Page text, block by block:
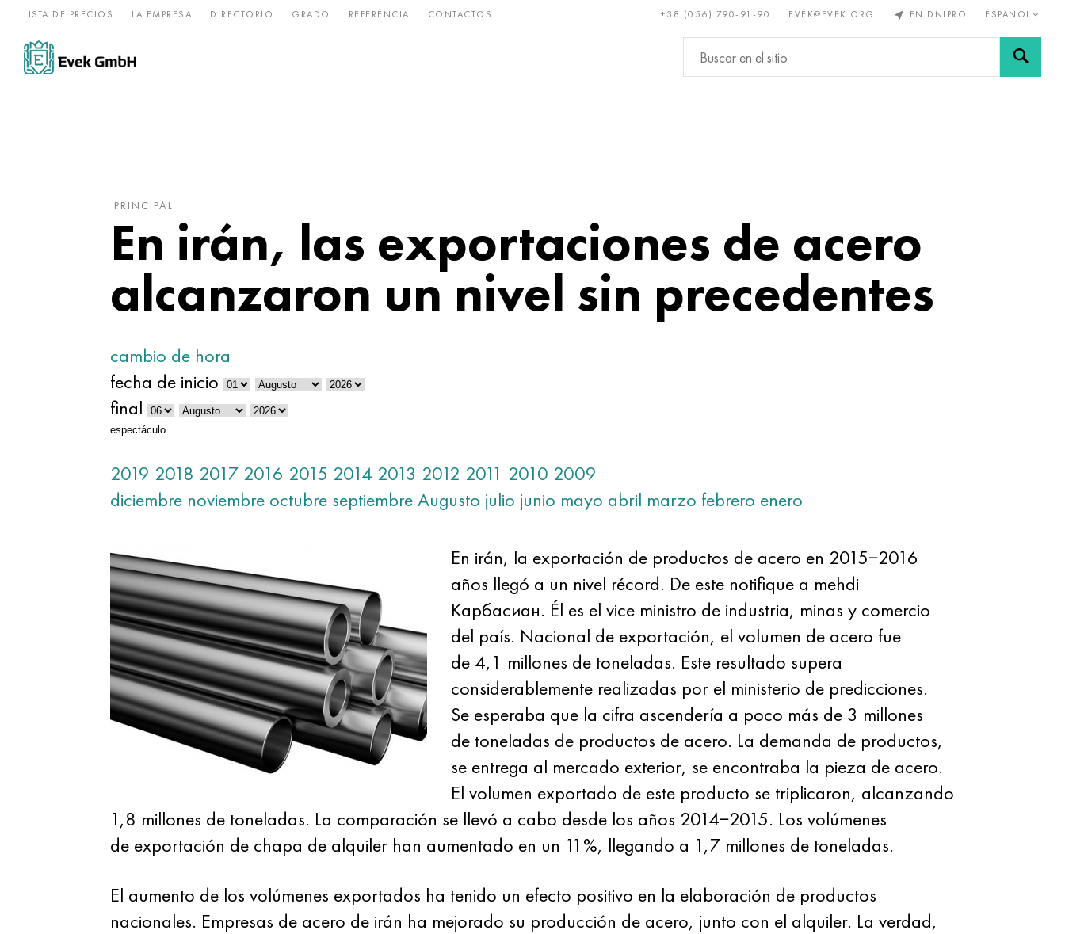
LISTA DE PRECIOS LA EMPRESA DIRECTORIO GRADO REFERENCIA CONTACTOS +38 (056) 790-91-90 EVEK@EVEK.ORG EN DNIPRO ESPAÑOL
Aleaciones de
níquel
acero Raro y Bronce, cobre, Metales no
ferrosos
Aleación de Mallas y
PRINCIPAL
En irán, las exportaciones de acero
alcanzaron un nivel sin precedentes
cambio de hora
fecha de inicio
final
espectáculo
2019 2018 2017 2016 2015 2014 2013 2012 2011 2010 2009
diciembre noviembre octubre septiembreAugusto julio junio mayo abril marzo febrero enero
En irán, la exportación de productos de acero en 2015−2016
años llegó a un nivel récord. De este notifique a mehdi
Карбасиан. Él es el vice ministro de industria, minas y comercio
del país. Nacional de exportación, el volumen de acero fue
de 4,1 millones de toneladas. Este resultado supera
considerablemente realizadas por el ministerio de predicciones.
Se esperaba que la cifra ascendería a poco más de 3 millones
de toneladas de productos de acero. La demanda de productos,
se entrega al mercado exterior, se encontraba la pieza de acero.
El volumen exportado de este producto se triplicaron, alcanzando
1,8 millones de toneladas. La comparación se llevó a cabo desde los años 2014−2015. Los volúmenes
de exportación de chapa de alquiler han aumentado en un 11%, llegando a 1,7 millones de toneladas.
El aumento de los volúmenes exportados ha tenido un efecto positivo en la elaboración de productos
nacionales. Empresas de acero de irán ha mejorado su producción de acero, junto con el alquiler. La verdad,